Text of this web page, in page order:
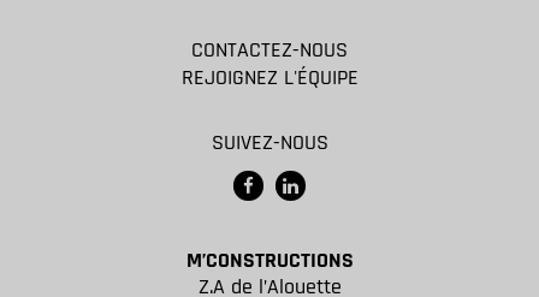
CONTACTEZ-NOUS
REJOIGNEZ L'ÉQUIPE
SUIVEZ-NOUS
M’CONSTRUCTIONS
Z.A de l’Alouette